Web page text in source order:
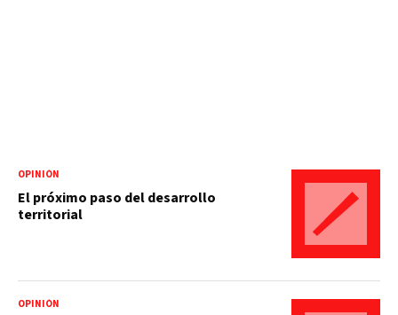
OPINIÓN
El próximo paso del desarrollo
territorial
OPINIÓN